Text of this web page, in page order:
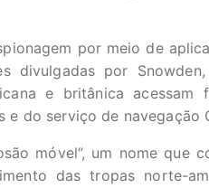
por meio de
divulgadas por
e britânica acessam
do serviço de navegação
móvel”, um nome que
das tropas norte-